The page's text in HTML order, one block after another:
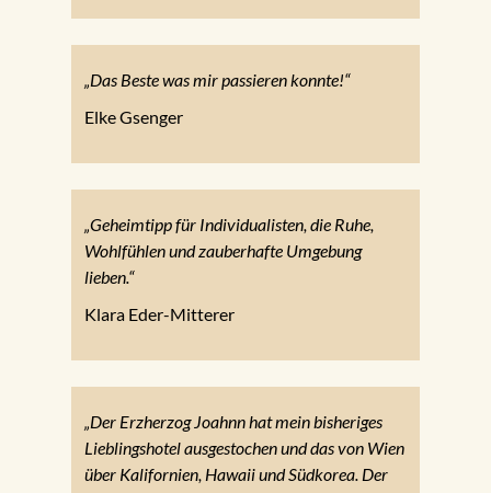
„Das Beste was mir passieren konnte!“
Elke Gsenger
„Geheimtipp für Individualisten, die Ruhe,
Wohlfühlen und zauberhafte Umgebung
lieben.“
Klara Eder-Mitterer
„Der Erzherzog Joahnn hat mein bisheriges
Lieblingshotel ausgestochen und das von Wien
über Kalifornien, Hawaii und Südkorea. Der